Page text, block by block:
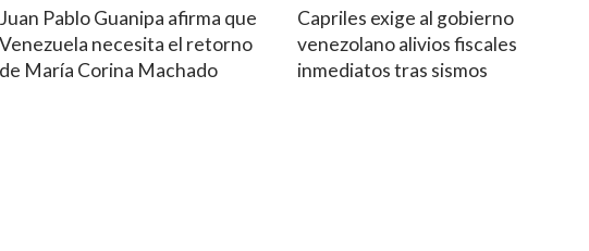
Juan Pablo Guanipa afirma que
Venezuela necesita el retorno
de María Corina Machado
Capriles exige al gobierno
venezolano alivios fiscales
inmediatos tras sismos